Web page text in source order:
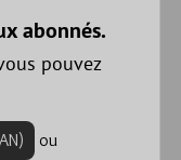
abonnés.
pouvez
ou